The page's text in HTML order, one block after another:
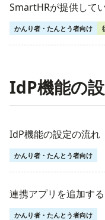
SmartHRが提供して
かんり者・たんとう者向け
IdP機能の
IdP機能の設定の流れ
かんり者・たんとう者向け
連携アプリを追加する
かんり者・たんとう者向け